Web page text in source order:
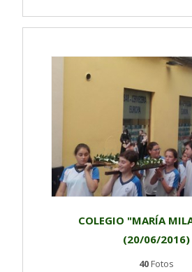
COLEGIO "MARÍA
(20/06/2016)
40Fotos